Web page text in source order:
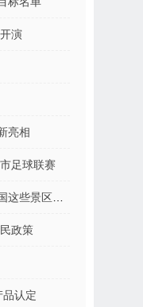
演
亮相
足球联赛
政策
认定